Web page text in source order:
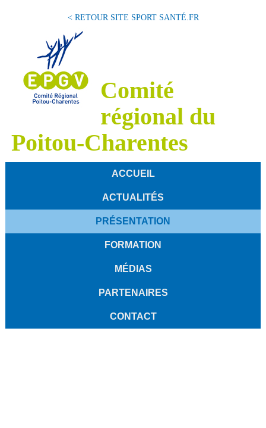
< RETOUR SITE SPORT SANTÉ.FR
Comité
régional du
Poitou-Charentes
ACCUEIL
ACTUALITÉS
PRÉSENTATION
FORMATION
MÉDIAS
PARTENAIRES
CONTACT